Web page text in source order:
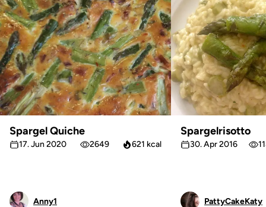
Spargel Quiche
17. Jun 2020 2649 621 kcal
Anny1
Spargelrisotto
30. Apr 2016
PattyCakeKaty